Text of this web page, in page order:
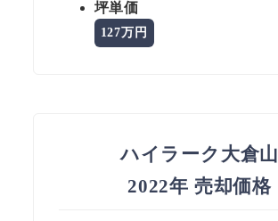
坪単価
127万円
ハイラーク大倉山
2022年 売却価格